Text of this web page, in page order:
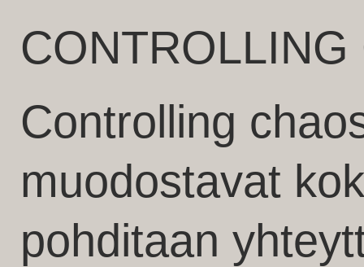
CONTROLLING
Controlling
muodostavat
pohditaan